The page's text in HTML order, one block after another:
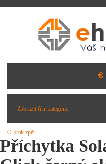
Zobrazit filtr kategorie
O krok zpět
Příchytka